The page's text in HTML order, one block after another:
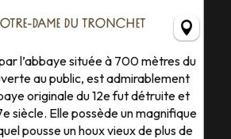
DAME DU TRONCHET
l’abbaye située à 700 mètres du
au public, est admirablement
originale du 12e fut détruite et
siècle. Elle possède un magnifique
pousse un houx vieux de plus de